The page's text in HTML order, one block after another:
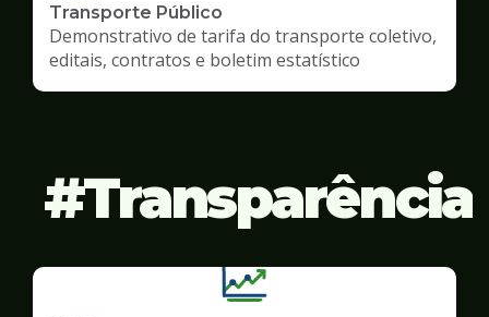
Transporte Público
Demonstrativo de tarifa do transporte coletivo,
editais, contratos e boletim estatístico
Transparência